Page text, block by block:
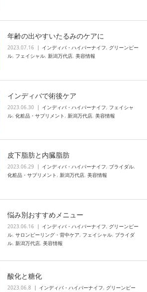
年齢の出やすいたるみのケアに
2023.07.16 インディバ・ハイパーナイフ, グリーンピー
ル, フェイシャル, 新潟万代店, 美容情報
インディバで術後ケア
2023.06.30 インディバ・ハイパーナイフ, フェイシャ
ル, 化粧品・サプリメント , 新潟万代店, 美容情報
皮下脂肪と内臓脂肪
2023.06.29 インディバ・ハイパーナイフ, ブライダル,
化粧品・サプリメント, 新潟万代店, 美容情報
悩み別おすすめメニュー
2023.06.16 インディバ・ハイパーナイフ, グリーンピー
ル, サロンピーリング・背中ケア, フェイシャル, ブライダ
ル, 新潟万代店, 美容情報
酸化と糖化
2023.06.8 インディバ・ハイパーナイフ, グリーンピー